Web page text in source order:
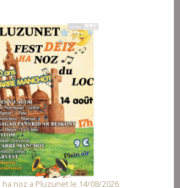
ha noz a Pluzunet le 14/08/2026